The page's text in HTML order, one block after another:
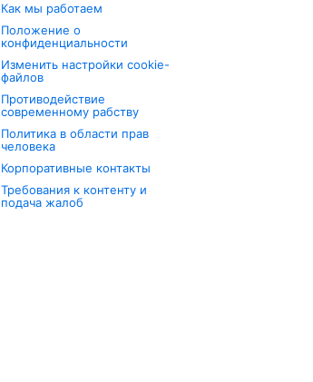
Как мы работаем
Положение о
конфиденциальности
Изменить настройки cookie-
файлов
Противодействие
современному рабству
Политика в области прав
человека
Корпоративные контакты
Требования к контенту и
подача жалоб